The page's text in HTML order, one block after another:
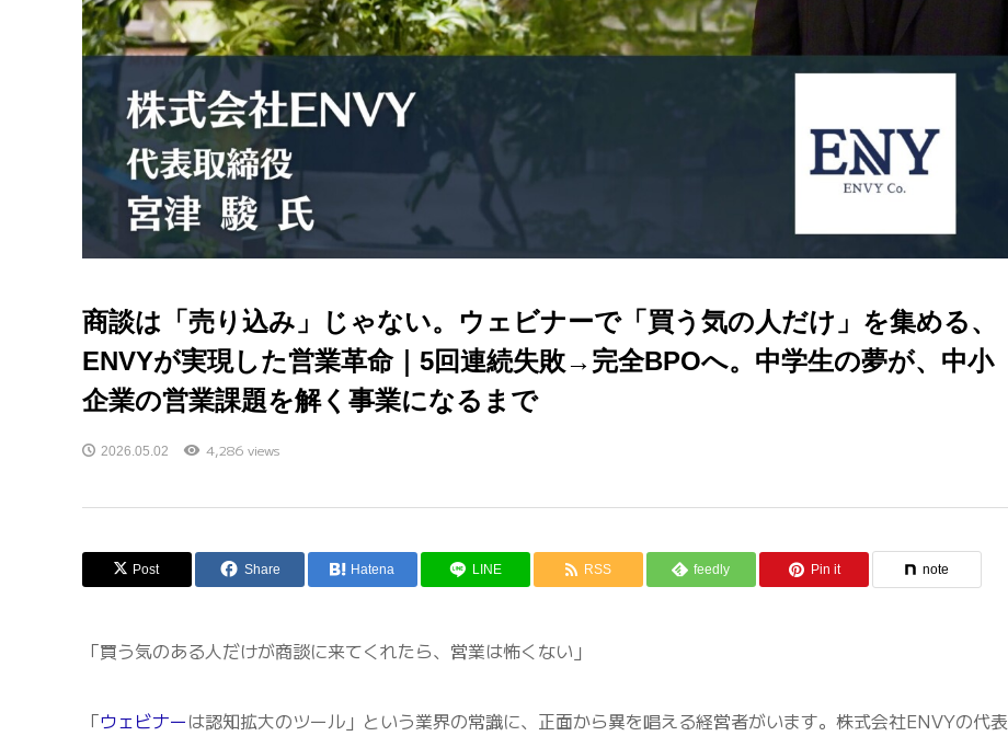
商談は「売り込み」じゃない。ウェビナーで「買う気の人だけ」を集める、
ENVYが実現した営業革命｜5回連続失敗→完全BPOへ。中学生の夢が、中小
企業の営業課題を解く事業になるまで
2026.05.02 4,286 views
Post Share Hatena LINE RSS feedly Pin it note
「買う気のある人だけが商談に来てくれたら、営業は怖くない」
「ウェビナーは認知拡大のツール」という業界の常識に、正面から異を唱える経営者がいます。株式会社ENVYの代表